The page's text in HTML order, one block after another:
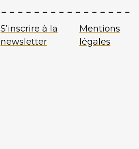
S’inscrire à la
newsletter
Mentions
légales